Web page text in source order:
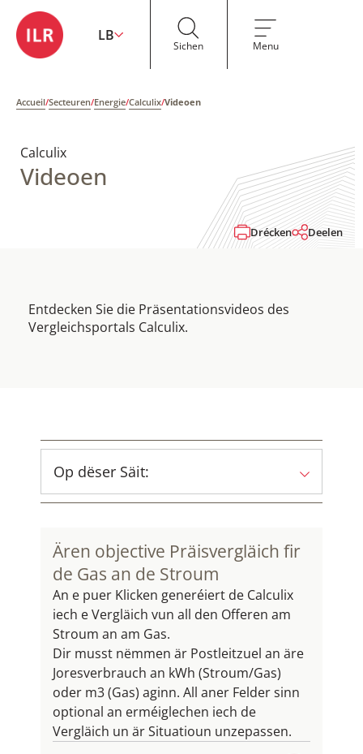
LB
Sichen Menu
Accueil/Secteuren/Energie/Calculix/Videoen
Calculix
Videoen
Drécken Deelen
Entdecken Sie die Präsentationsvideos des
Vergleichsportals Calculix.
Op dëser Säit:
Ären objective Präisvergläich fir
de Gas an de Stroum
An e puer Klicken generéiert de Calculix
iech e Vergläich vun all den Offeren am
Stroum an am Gas.
Dir musst nëmmen är Postleitzuel an äre
Joresverbrauch an kWh (Stroum/Gas)
oder m3 (Gas) aginn. All aner Felder ​sinn
optional an erméiglechen iech de
Vergläich un är Situatioun unzepassen.